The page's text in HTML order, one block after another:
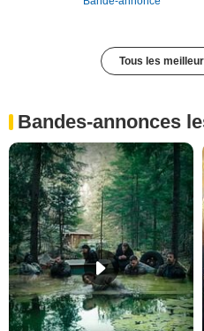
Tous les
Bandes-annonces